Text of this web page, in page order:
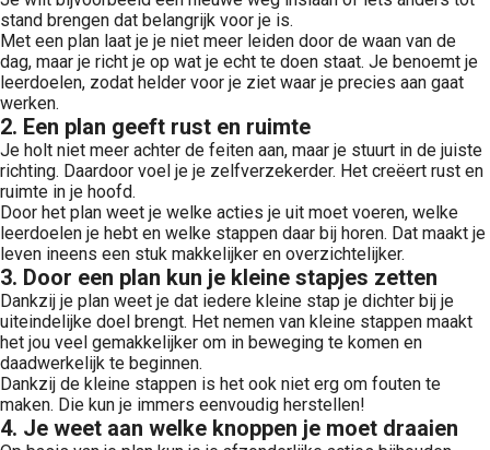
stand brengen dat belangrijk voor je is.
Met een plan laat je je niet meer leiden door de waan van de
dag, maar je richt je op wat je echt te doen staat. Je benoemt je
leerdoelen, zodat helder voor je ziet waar je precies aan gaat
werken.
2. Een plan geeft rust en ruimte
Je holt niet meer achter de feiten aan, maar je stuurt in de juiste
richting. Daardoor voel je je zelfverzekerder. Het creëert rust en
ruimte in je hoofd.
Door het plan weet je welke acties je uit moet voeren, welke
leerdoelen je hebt en welke stappen daar bij horen. Dat maakt je
leven ineens een stuk makkelijker en overzichtelijker.
3. Door een plan kun je kleine stapjes zetten
Dankzij je plan weet je dat iedere kleine stap je dichter bij je
uiteindelijke doel brengt. Het nemen van kleine stappen maakt
het jou veel gemakkelijker om in beweging te komen en
daadwerkelijk te beginnen.
Dankzij de kleine stappen is het ook niet erg om fouten te
maken. Die kun je immers eenvoudig herstellen!
4. Je weet aan welke knoppen je moet draaien